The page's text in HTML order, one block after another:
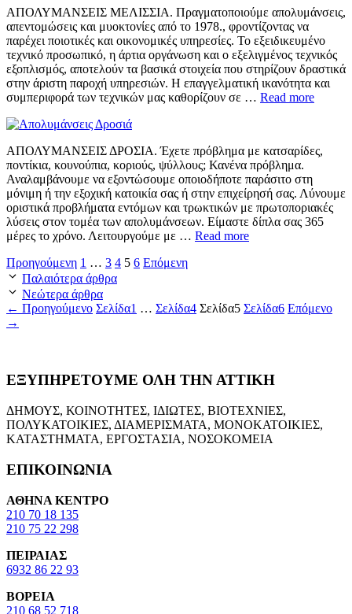
ΑΠΟΛΥΜΑΝΣΕΙΣ ΜΕΛΙΣΣΙΑ. Πραγματοποιούμε απολυμάνσεις,
απεντομώσεις και μυοκτονίες από το 1978., φροντίζοντας να
παρέχει ποιοτικές και οικονομικές υπηρεσίες. Το εξειδικευμένο
τεχνικό προσωπικό, η άρτια οργάνωση και ο εξελιγμένος τεχνικός
εξοπλισμός, αποτελούν τα βασικά στοιχεία που στηρίζουν δραστικά
στην άριστη παροχή υπηρεσιών. Η επαγγελματική ικανότητα και
συμπεριφορά των τεχνικών μας καθορίζουν σε … Read more
ΑΠΟΛΥΜΑΝΣΕΙΣ ΔΡΟΣΙΑ. Έχετε πρόβλημα με κατσαρίδες,
ποντίκια, κουνούπια, κοριούς, ψύλλους; Κανένα πρόβλημα.
Αναλαμβάνουμε να εξοντώσουμε οποιοδήποτε παράσιτο στη
μόνιμη ή την εξοχική κατοικία σας ή στην επιχείρησή σας. Λύνουμε
οριστικά προβλήματα εντόμων και τρωκτικών με πρωτοποριακές
λύσεις στον τομέα των απολυμάνσεων. Είμαστε δίπλα σας 365
μέρες το χρόνο. Λειτουργούμε με … Read more
Προηγούμενη 1 … 3 4 5 6 Επόμενη
Παλαιότερα άρθρα
Νεώτερα άρθρα
← Προηγούμενο Σελίδα1 … Σελίδα4 Σελίδα5 Σελίδα6 Επόμενο
→
ΕΞΥΠΗΡΕΤΟΥΜΕ ΟΛΗ ΤΗΝ ΑΤΤΙΚΗ
ΔΗΜΟΥΣ, ΚΟΙΝΟΤΗΤΕΣ, ΙΔΙΩΤΕΣ, ΒΙΟΤΕΧΝΙΕΣ,
ΠΟΛΥΚΑΤΟΙΚΙΕΣ, ΔΙΑΜΕΡΙΣΜΑΤΑ, ΜΟΝΟΚΑΤΟΙΚΙΕΣ,
ΚΑΤΑΣΤΗΜΑΤΑ, ΕΡΓΟΣΤΑΣΙΑ, ΝΟΣΟΚΟΜΕΙΑ
ΕΠΙΚΟΙΝΩΝΙΑ
ΑΘΗΝΑ ΚΕΝΤΡΟ
210 70 18 135
210 75 22 298
ΠΕΙΡΑΙΑΣ
6932 86 22 93
ΒΟΡΕΙΑ
210 68 52 718